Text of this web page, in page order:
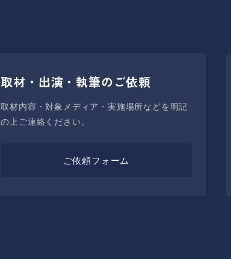
取材・出演・執筆のご依頼
取材内容・対象メディア・実施場所などを明記
の上ご連絡ください。
ご依頼フォーム